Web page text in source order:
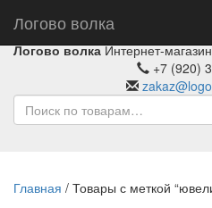
Логово волка
Логово волка Интернет-
+7 (920)
Главная / Товары с меткой